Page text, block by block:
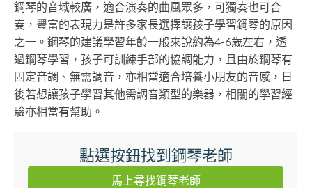
鋼琴的音域較廣，適合演奏的曲風眾多，可獨奏也可合
奏，豐富的表現力是許多家長選擇讓孩子學習鋼琴的原因
之一。鋼琴的建議學習年齡一般來說約為4-6歲左右，透
過鋼琴學習，孩子可訓練手部的協調能力，且由於鋼琴有
固定音調、無需調音，亦相當適合培養小朋友的音感，日
後若想讓孩子學習其他需調音類型的樂器，相關的學習經
驗亦相當有幫助。
點選按鈕找到鋼琴老師
馬上尋找鋼琴老師